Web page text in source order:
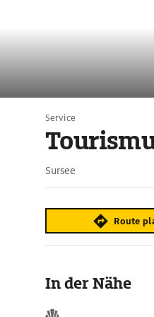
Service
Sursee
Route
In der Nähe